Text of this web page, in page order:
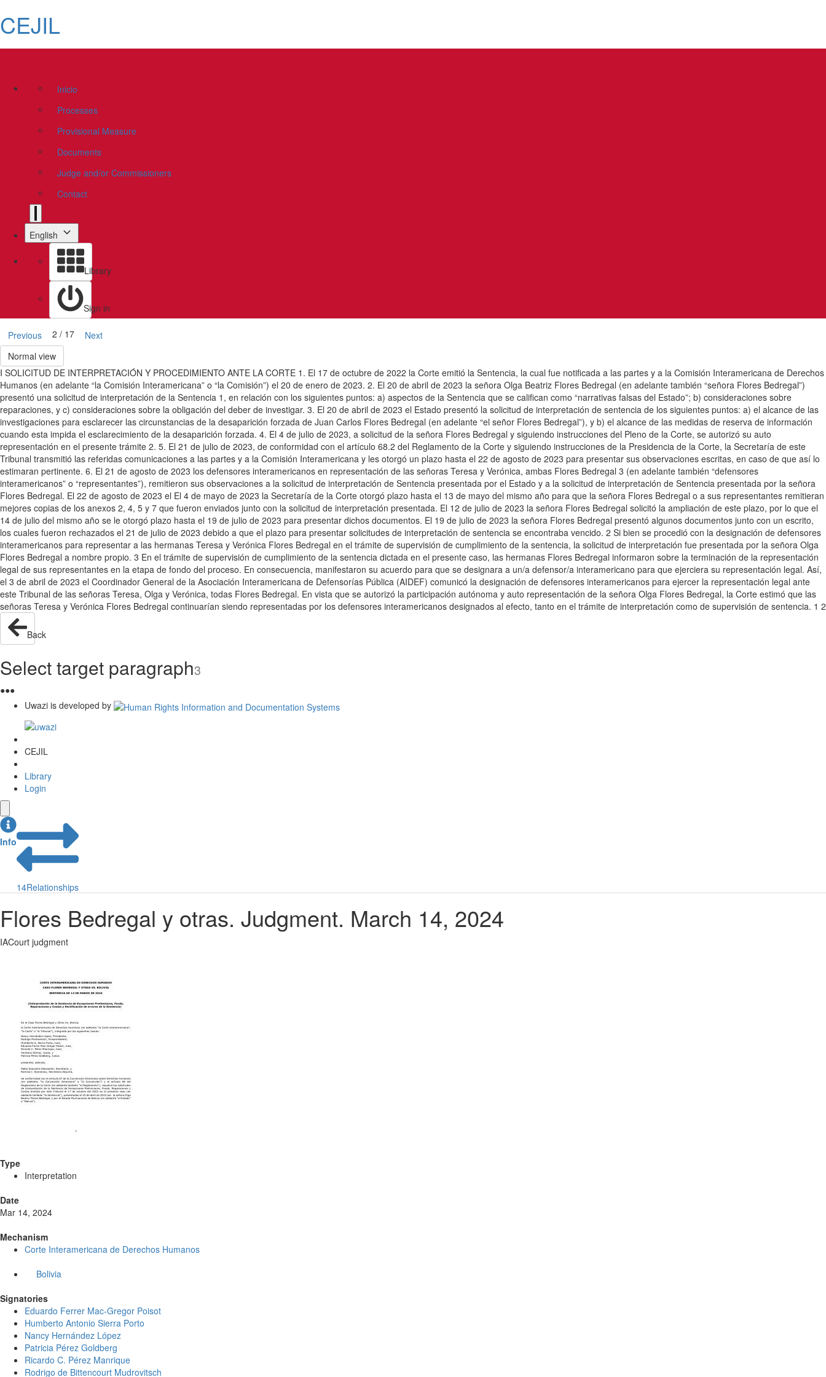
CEJIL
Inicio
Processes
Provisional Measure
Documents
Judge and/or Commissioners
Contact
English
Library
Sign in
Previous 2 / 17
Next
Normal view
I SOLICITUD DE INTERPRETACIÓN Y PROCEDIMIENTO ANTE LA CORTE 1. El 17 de octubre de 2022 la Corte emitió la Sentencia, la cual fue notificada a las partes y a la Comisión Interamericana de Derechos
Humanos (en adelante “la Comisión Interamericana” o “la Comisión”) el 20 de enero de 2023. 2. El 20 de abril de 2023 la señora Olga Beatriz Flores Bedregal (en adelante también “señora Flores Bedregal”)
presentó una solicitud de interpretación de la Sentencia 1, en relación con los siguientes puntos: a) aspectos de la Sentencia que se califican como “narrativas falsas del Estado”; b) consideraciones sobre
reparaciones, y c) consideraciones sobre la obligación del deber de investigar. 3. El 20 de abril de 2023 el Estado presentó la solicitud de interpretación de sentencia de los siguientes puntos: a) el alcance de las
investigaciones para esclarecer las circunstancias de la desaparición forzada de Juan Carlos Flores Bedregal (en adelante “el señor Flores Bedregal”), y b) el alcance de las medidas de reserva de información
cuando esta impida el esclarecimiento de la desaparición forzada. 4. El 4 de julio de 2023, a solicitud de la señora Flores Bedregal y siguiendo instrucciones del Pleno de la Corte, se autorizó su auto
representación en el presente trámite 2. 5. El 21 de julio de 2023, de conformidad con el artículo 68.2 del Reglamento de la Corte y siguiendo instrucciones de la Presidencia de la Corte, la Secretaría de este
Tribunal transmitió las referidas comunicaciones a las partes y a la Comisión Interamericana y les otorgó un plazo hasta el 22 de agosto de 2023 para presentar sus observaciones escritas, en caso de que así lo
estimaran pertinente. 6. El 21 de agosto de 2023 los defensores interamericanos en representación de las señoras Teresa y Verónica, ambas Flores Bedregal 3 (en adelante también “defensores
interamericanos” o “representantes”), remitieron sus observaciones a la solicitud de interpretación de Sentencia presentada por el Estado y a la solicitud de interpretación de Sentencia presentada por la señora
Flores Bedregal. El 22 de agosto de 2023 el El 4 de mayo de 2023 la Secretaría de la Corte otorgó plazo hasta el 13 de mayo del mismo año para que la señora Flores Bedregal o a sus representantes remitieran
mejores copias de los anexos 2, 4, 5 y 7 que fueron enviados junto con la solicitud de interpretación presentada. El 12 de julio de 2023 la señora Flores Bedregal solicitó la ampliación de este plazo, por lo que el
14 de julio del mismo año se le otorgó plazo hasta el 19 de julio de 2023 para presentar dichos documentos. El 19 de julio de 2023 la señora Flores Bedregal presentó algunos documentos junto con un escrito,
los cuales fueron rechazados el 21 de julio de 2023 debido a que el plazo para presentar solicitudes de interpretación de sentencia se encontraba vencido. 2 Si bien se procedió con la designación de defensores
interamericanos para representar a las hermanas Teresa y Verónica Flores Bedregal en el trámite de supervisión de cumplimiento de la sentencia, la solicitud de interpretación fue presentada por la señora Olga
Flores Bedregal a nombre propio. 3 En el trámite de supervisión de cumplimiento de la sentencia dictada en el presente caso, las hermanas Flores Bedregal informaron sobre la terminación de la representación
legal de sus representantes en la etapa de fondo del proceso. En consecuencia, manifestaron su acuerdo para que se designara a un/a defensor/a interamericano para que ejerciera su representación legal. Así,
el 3 de abril de 2023 el Coordinador General de la Asociación Interamericana de Defensorías Pública (AIDEF) comunicó la designación de defensores interamericanos para ejercer la representación legal ante
este Tribunal de las señoras Teresa, Olga y Verónica, todas Flores Bedregal. En vista que se autorizó la participación autónoma y auto representación de la señora Olga Flores Bedregal, la Corte estimó que las
señoras Teresa y Verónica Flores Bedregal continuarían siendo representadas por los defensores interamericanos designados al efecto, tanto en el trámite de interpretación como de supervisión de sentencia. 1 2
Back
Select target paragraph3
●●●
Uwazi is developed by
CEJIL
Library
Login
Info
14Relationships
Flores Bedregal y otras. Judgment. March 14, 2024
IACourt judgment
Type
Interpretation
Date
Mar 14, 2024
Mechanism
Corte Interamericana de Derechos Humanos
Bolivia
Signatories
Eduardo Ferrer Mac-Gregor Poisot
Humberto Antonio Sierra Porto
Nancy Hernández López
Patricia Pérez Goldberg
Ricardo C. Pérez Manrique
Rodrigo de Bittencourt Mudrovitsch